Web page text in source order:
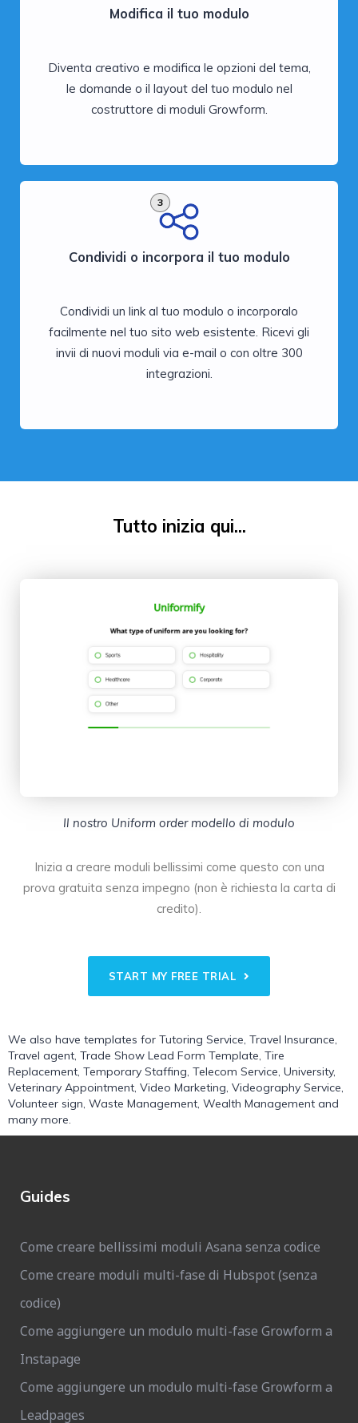
Modifica il tuo modulo
Diventa creativo e modifica le opzioni del tema,
le domande o il layout del tuo modulo nel
costruttore di moduli Growform.
3
Condividi o incorpora il tuo modulo
Condividi un link al tuo modulo o incorporalo
facilmente nel tuo sito web esistente. Ricevi gli
invii di nuovi moduli via e-mail o con oltre 300
integrazioni.
Tutto inizia qui...
Il nostro Uniform order modello di modulo
Inizia a creare moduli bellissimi come questo con una
prova gratuita senza impegno (non è richiesta la carta di
credito).
START MY FREE TRIAL
We also have templates for Tutoring Service, Travel Insurance,
Travel agent, Trade Show Lead Form Template, Tire
Replacement, Temporary Staffing, Telecom Service, University,
Veterinary Appointment, Video Marketing, Videography Service,
Volunteer sign, Waste Management, Wealth Management and
many more.
Guides
Come creare bellissimi moduli Asana senza codice
Come creare moduli multi-fase di Hubspot (senza
codice)
Come aggiungere un modulo multi-fase Growform a
Instapage
Come aggiungere un modulo multi-fase Growform a
Leadpages